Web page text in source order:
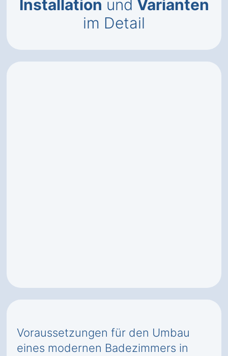
Installation und Varianten
im Detail
Voraussetzungen für den Umbau
eines modernen Badezimmers in